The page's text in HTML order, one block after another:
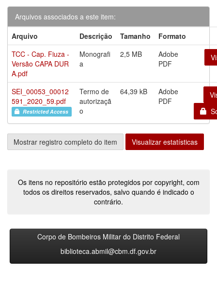
Arquivos associados a este item:
Arquivo
Descrição Tamanho
Formato
TCC - Cap. Fiuza -
Versão CAPA DUR
A.pdf
Monografi
a
2,5 MB
Adobe
PDF
SEI_00053_00012
591_2020_59.pdf
Restricted Access
Termo de
autorizaçã
o
64,39 kB
Adobe
PDF
Mostrar registro completo do item Visualizar estatísticas
Os itens no repositório estão protegidos por copyright, com
todos os direitos reservados, salvo quando é indicado o
contrário.
Corpo de Bombeiros Militar do Distrito Federal
biblioteca.abmil@cbm.df.gov.br